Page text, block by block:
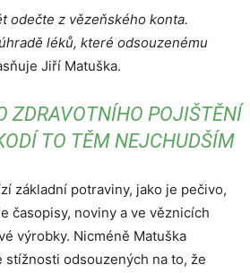
odečte z vězeňského konta.
léků, které odsouzenému
Jiří Matuška.
ZDRAVOTNÍHO POJIŠTĚNÍ
TO TĚM NEJCHUDŠÍM
základní potraviny, jako je pečivo,
časopisy, noviny a ve věznicích
výrobky. Nicméně Matuška
stížnosti odsouzených na to, že